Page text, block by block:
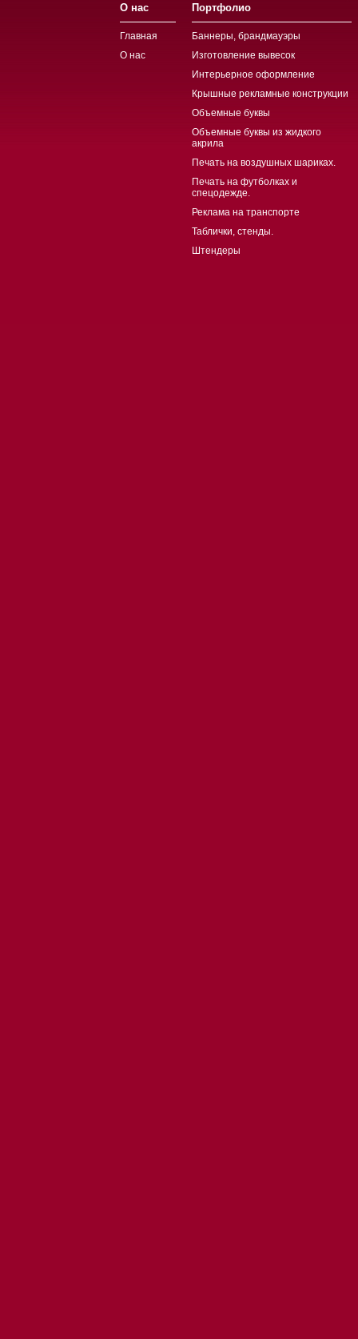
О нас
Главная
О нас
Портфолио
Баннеры, брандмауэры
Изготовление вывесок
Интерьерное оформление
Крышные рекламные конструкции
Объемные буквы
Объемные буквы из жидкого
акрила
Печать на воздушных шариках.
Печать на футболках и
спецодежде.
Реклама на транспорте
Таблички, стенды.
Штендеры